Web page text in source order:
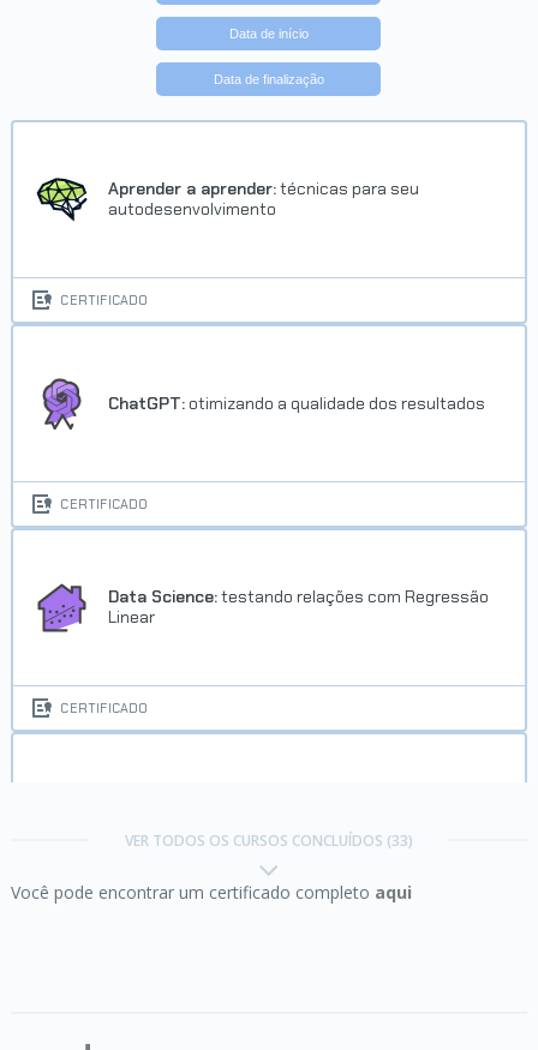
Data de início
Data de finalização
Aprender a aprender:técnicas para seu
autodesenvolvimento
CERTIFICADO
ChatGPT: otimizando a qualidade dos resultados
CERTIFICADO
Data Science:testando relações com Regressão
Linear
CERTIFICADO
VER TODOS OS CURSOS CONCLUÍDOS (33)
Você pode encontrar um certificado completo aqui